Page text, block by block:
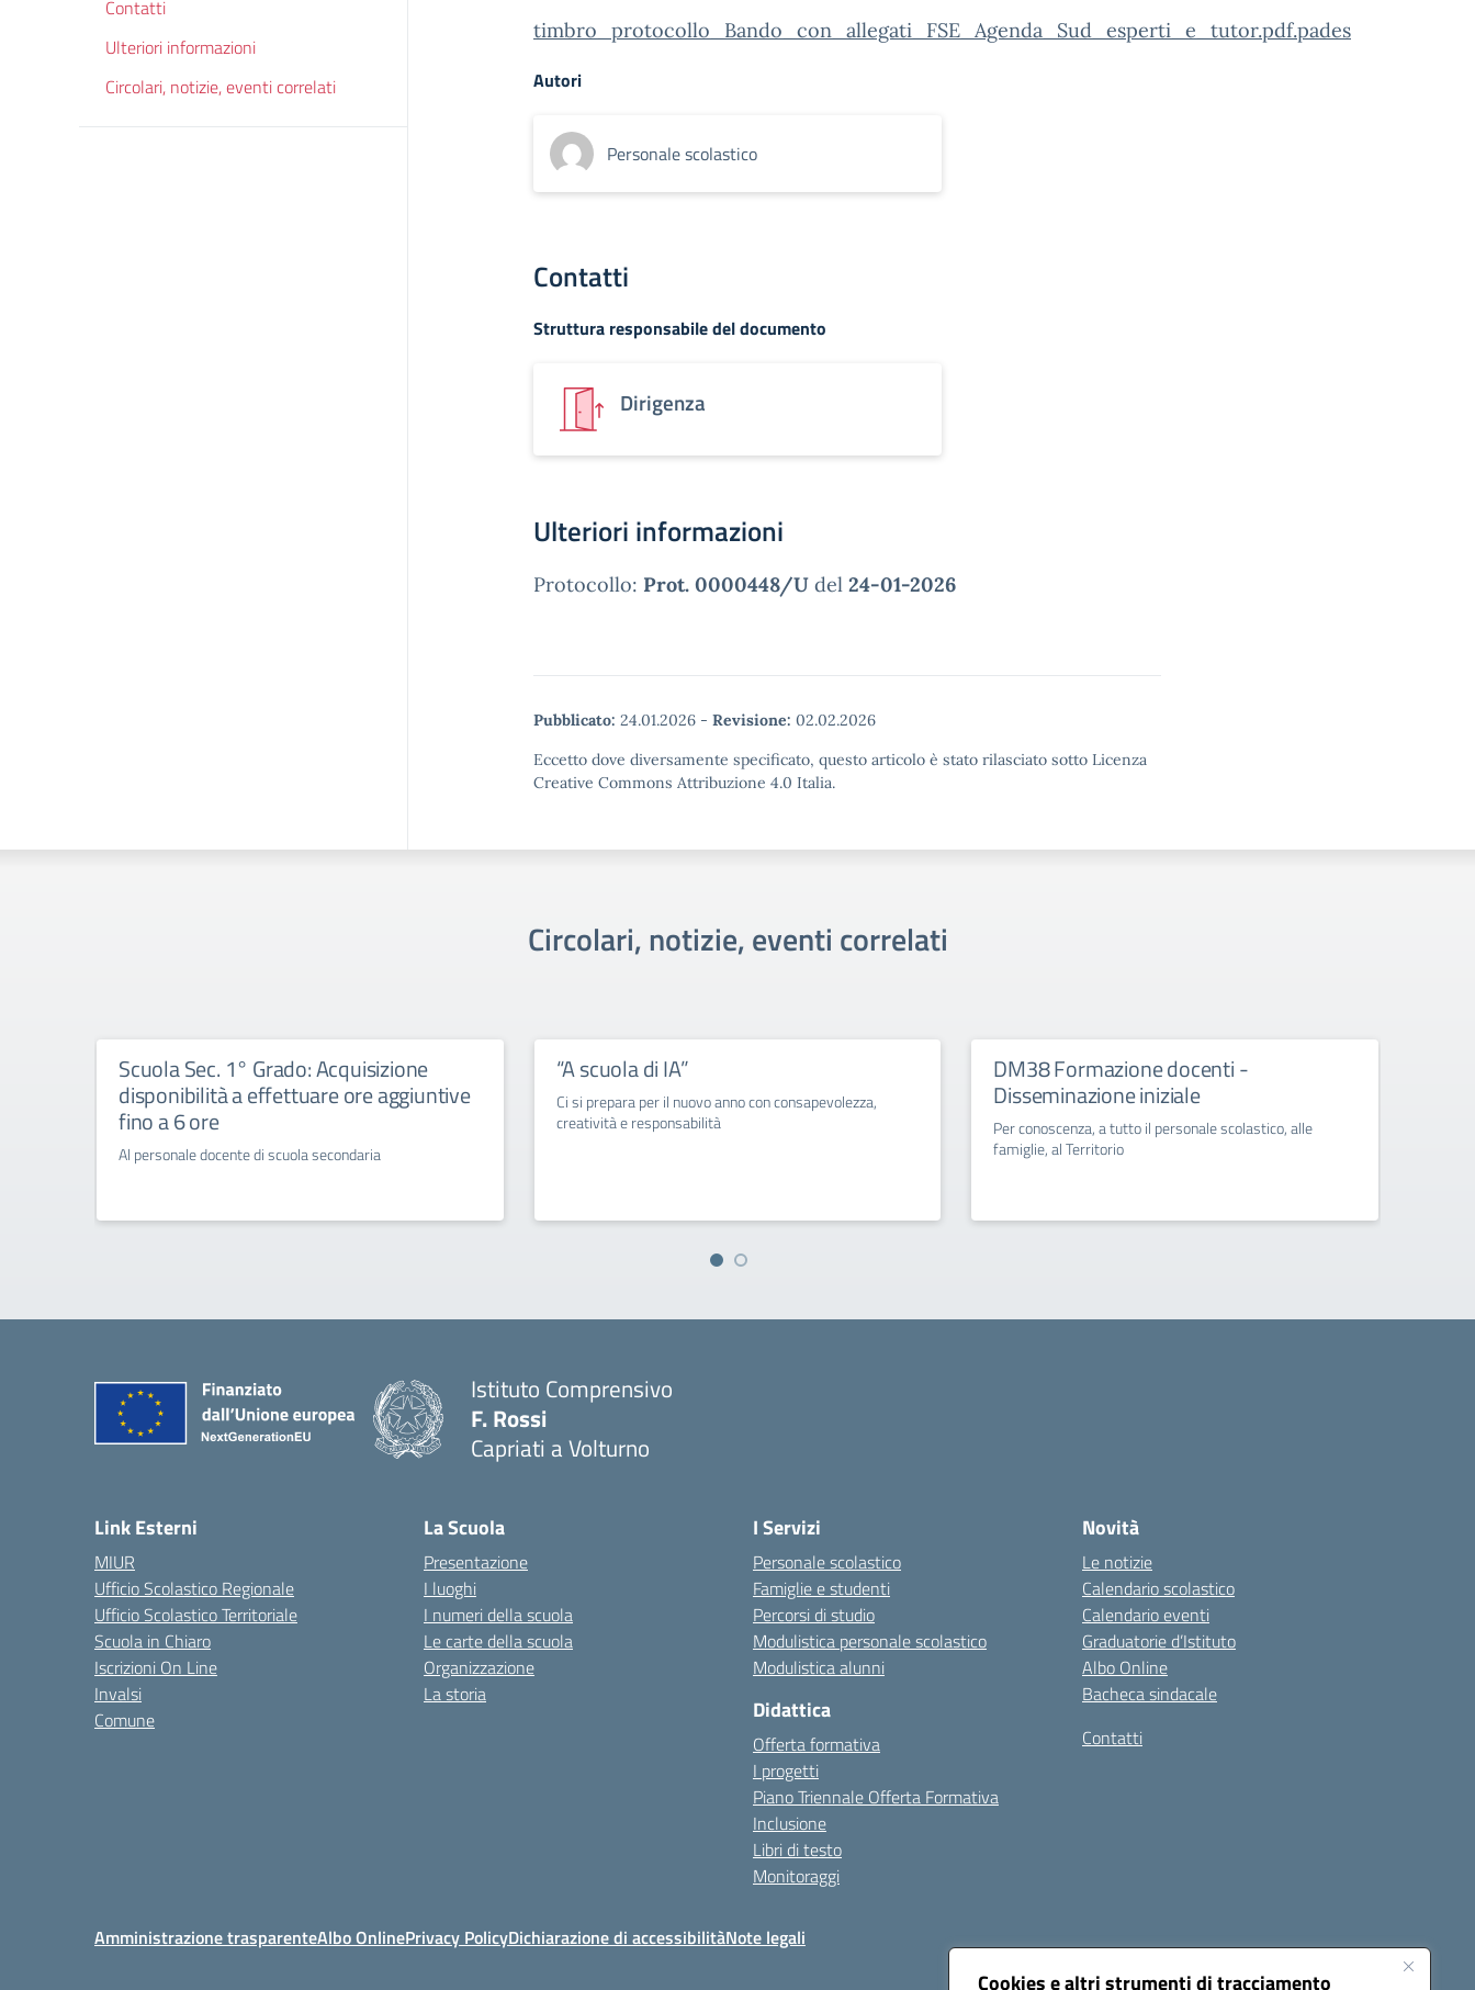
Cookies e altri strumenti di tracciamento
Contatti
Ulteriori informazioni
Circolari, notizie, eventi correlati
timbro_protocollo_Bando_con_allegati_FSE_Agenda_Sud_esperti_e_tutor.pdf.pades
Autori
Personale scolastico
Contatti
Struttura responsabile del documento
Dirigenza
Ulteriori informazioni
Protocollo: Prot. 0000448/U del 24-01-2026
Pubblicato: 24.01.2026 - Revisione: 02.02.2026
Eccetto dove diversamente specificato, questo articolo è stato rilasciato sotto Licenza
Creative Commons Attribuzione 4.0 Italia.
Circolari, notizie, eventi correlati
Scuola Sec. 1° Grado: Acquisizione
disponibilità a effettuare ore aggiuntive
fino a 6 ore
Al personale docente di scuola secondaria
“A scuola di IA”
Ci si prepara per il nuovo anno con consapevolezza,
creatività e responsabilità
DM38 Formazione docenti -
Disseminazione iniziale
Per conoscenza, a tutto il personale scolastico, alle
famiglie, al Territorio
Istituto Comprensivo
F. Rossi
Capriati a Volturno
Link Esterni
MIUR
Ufficio Scolastico Regionale
Ufficio Scolastico Territoriale
Scuola in Chiaro
Iscrizioni On Line
Invalsi
Comune
La Scuola
Presentazione
I luoghi
I numeri della scuola
Le carte della scuola
Organizzazione
La storia
I Servizi
Personale scolastico
Famiglie e studenti
Percorsi di studio
Modulistica personale scolastico
Modulistica alunni
Didattica
Offerta formativa
I progetti
Piano Triennale Offerta Formativa
Inclusione
Libri di testo
Monitoraggi
Novità
Le notizie
Calendario scolastico
Calendario eventi
Graduatorie d’Istituto
Albo Online
Bacheca sindacale
Contatti
Amministrazione trasparenteAlbo OnlinePrivacy PolicyDichiarazione di accessibilitàNote legali